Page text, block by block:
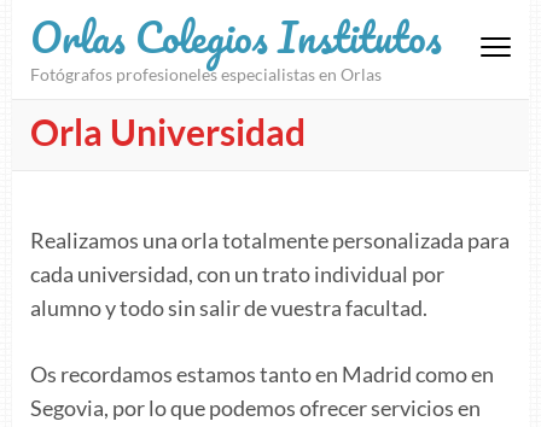
Orlas Colegios Institutos
Fotógrafos profesioneles especialistas en Orlas
Orla Universidad
Realizamos una orla totalmente personalizada para
cada universidad, con un trato individual por
alumno y todo sin salir de vuestra facultad.
Os recordamos estamos tanto en Madrid como en
Segovia, por lo que podemos ofrecer servicios en